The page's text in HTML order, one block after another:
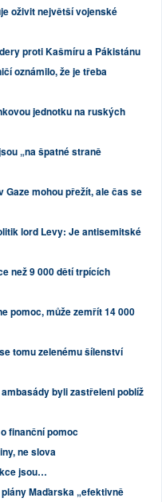
oživit největší vojenské
proti Kašmíru a Pákistánu
oznámilo, že je třeba
jednotku na ruských
„na špatné straně
Gaze mohou přežít, ale čas se
lord Levy: Je antisemitské
než 9 000 dětí trpících
pomoc, může zemřít 14 000
tomu zelenému šílenství
byli zastřeleni poblíž
finanční pomoc
ne slova
jsou…
Maďarska „efektivně